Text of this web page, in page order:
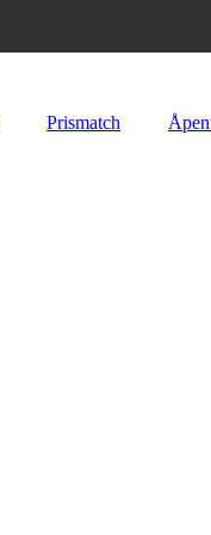
Prismatch